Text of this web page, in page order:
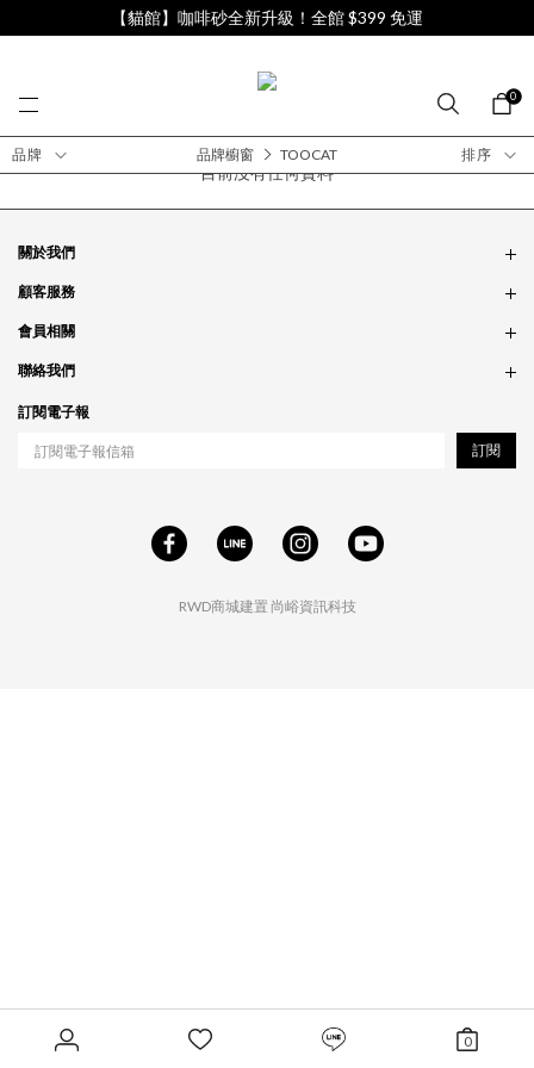
【貓館】咖啡砂全新升級！全館 $399 免運
0
0
品牌 排序
品牌櫥窗 TOOCAT
目前沒有任何資料
RWD商城建置 尚峪資訊科技
關於我們
品牌故事
銷售據點
隱私政策
食品法規
顧客服務
訂單問題
付款問題
配送問題
退貨問題
會員相關
會員制度
紅利制度
聯絡我們
合作相關
工作職缺
訂閱電子報
訂閱